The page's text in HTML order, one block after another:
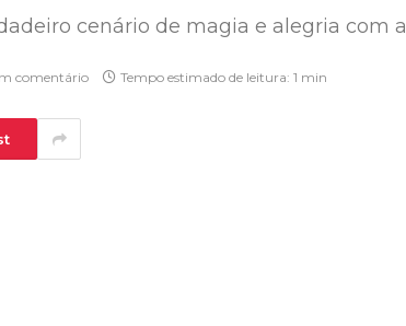
cenário de magia e alegria com
comentário Tempo estimado de leitura: 1 min